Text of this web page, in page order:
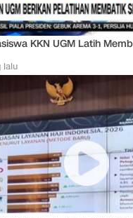
KKN UGM Latih
lalu